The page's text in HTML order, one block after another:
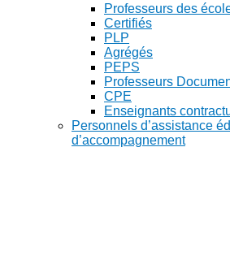
Professeurs des
Certifiés
PLP
Agrégés
PEPS
Professeurs
CPE
Enseignants
Personnels d’assistance
d’accompagnement